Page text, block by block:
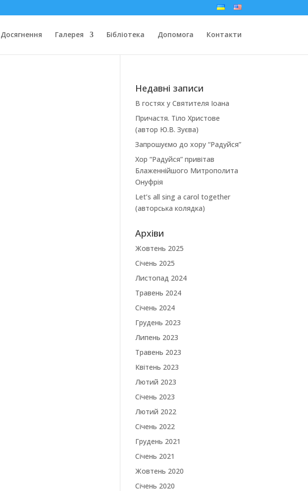
Досягнення Галерея Бібліотека Допомога Контакти
Недавні записи
В гостях у Святителя Іоана
Причастя. Тіло Христове
(автор Ю.В. Зуєва)
Запрошуємо до хору “Радуйся”
Хор “Радуйся” привітав
Блаженнійшого Митрополита
Онуфрія
Let’s all sing a carol together
(авторська колядка)
Архіви
Жовтень 2025
Січень 2025
Листопад 2024
Травень 2024
Січень 2024
Грудень 2023
Липень 2023
Травень 2023
Квітень 2023
Лютий 2023
Січень 2023
Лютий 2022
Січень 2022
Грудень 2021
Січень 2021
Жовтень 2020
Січень 2020